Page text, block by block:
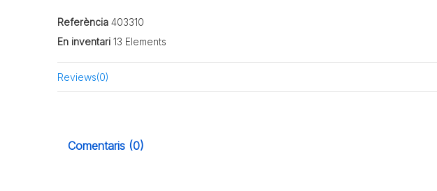
Referència 403310
En inventari 13 Elements
Reviews(0)
Comentaris (0)